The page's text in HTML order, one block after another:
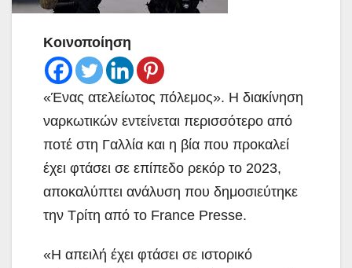
Κοινοποίηση
«Ένας ατελείωτος πόλεμος». H διακίνηση
ναρκωτικών εντείνεται περισσότερο από
ποτέ στη Γαλλία και η βία που προκαλεί
έχει φτάσει σε επίπεδο ρεκόρ το 2023,
αποκαλύπτει ανάλυση που δημοσιεύτηκε
την Τρίτη από το France Presse.
«Η απειλή έχει φτάσει σε ιστορικό